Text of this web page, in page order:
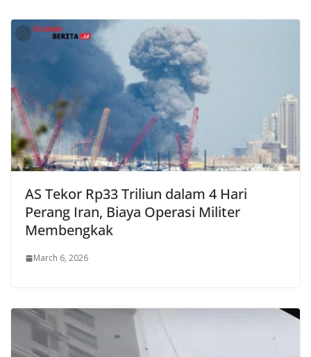
AS Tekor Rp33 Triliun dalam 4 Hari
Perang Iran, Biaya Operasi Militer
Membengkak
March 6, 2026